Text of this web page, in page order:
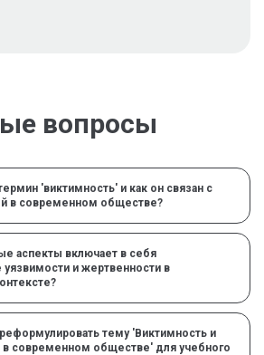
вопросы
'виктимность' и как он связан с
в современном обществе?
аспекты включает в себя
уязвимости и жертвенности в
тему 'Виктимность и
в современном обществе' для учебного